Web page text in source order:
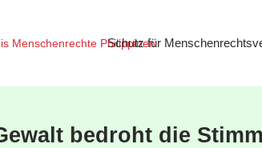
Schutz für
bedroht die